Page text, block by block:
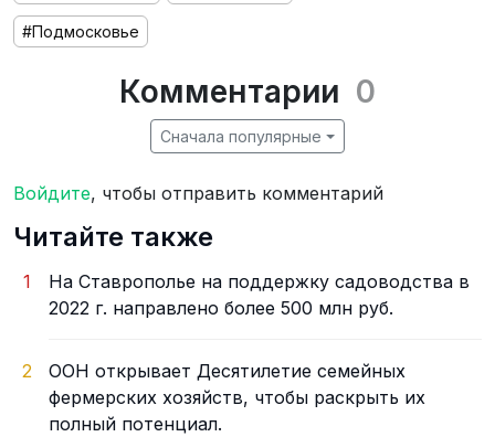
#Подмосковье
Комментарии 0
Сначала популярные
Войдите, чтобы отправить комментарий
Читайте также
1
На Ставрополье на поддержку садоводства в
2022 г. направлено более 500 млн руб.
2
ООН открывает Десятилетие семейных
фермерских хозяйств, чтобы раскрыть их
полный потенциал.